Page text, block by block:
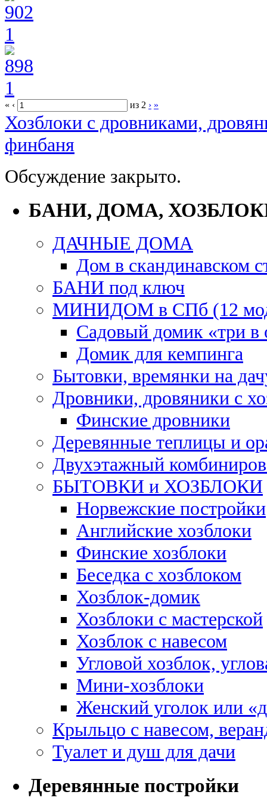
« ‹ из 2 › »
Хозблоки с дровниками,
финбаня
Обсуждение закрыто.
БАНИ, ДОМА,
ДАЧНЫЕ ДОМА
Дом в скандинавском
БАНИ под ключ
МИНИДОМ в СПб (12
Садовый домик «три в
Домик для кемпинга
Бытовки, времянки на
Дровники, дровяники с
Финские дровники
Деревянные теплицы и
Двухэтажный
БЫТОВКИ и ХОЗБЛОКИ
Норвежские постройки
Английские хозблоки
Финские хозблоки
Беседка с хозблоком
Хозблок-домик
Хозблоки с мастерской
Хозблок с навесом
Угловой хозблок,
Мини-хозблоки
Женский уголок или
Крыльцо с навесом,
Туалет и душ для дачи
Деревянные постройки